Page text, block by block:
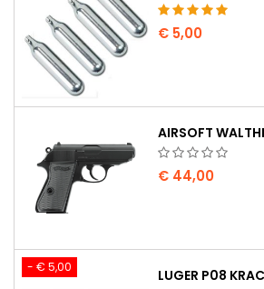
€ 5,00
€ 44,00
- € 5,00